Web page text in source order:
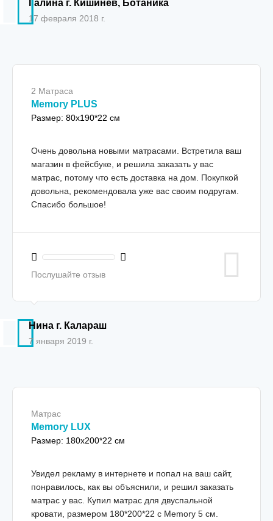
Галина г. Кишинёв, Ботаника
17 февраля 2018 г.
2 Матраса
Memory PLUS
Размер: 80x190*22 см
Очень довольна новыми матрасами. Встретила ваш
магазин в фейсбуке, и решила заказать у вас
матрас, потому что есть доставка на дом. Покупкой
довольна, рекомендовала уже вас своим подругам.
Спасибо большое!
Послушайте отзыв
Нина г. Калараш
7 января 2019 г.
Матрас
Memory LUX
Размер: 180x200*22 см
Увидел рекламу в интернете и попал на ваш сайт,
понравилось, как вы объяснили, и решил заказать
матрас у вас. Купил матрас для двуспальной
кровати, размером 180*200*22 с Memory 5 см.